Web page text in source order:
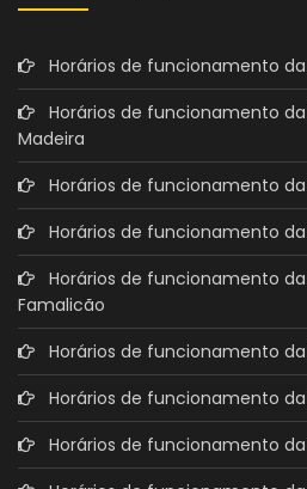
Horários de funcionamento da
Horários de funcionamento da
Madeira
Horários de funcionamento da
Horários de funcionamento
Horários de funcionamento da
Famalicão
Horários de funcionamento da
Horários de funcionamento da
Horários de funcionamento